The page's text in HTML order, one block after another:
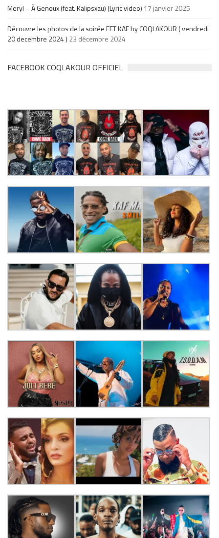
Meryl – À Genoux (feat. Kalipsxau) (Lyric video) 17 janvier 2025
Découvre les photos de la soirée FET KAF by COQLAKOUR ( vendredi
20 decembre 2024 ) 23 décembre 2024
FACEBOOK COQLAKOUR OFFICIEL